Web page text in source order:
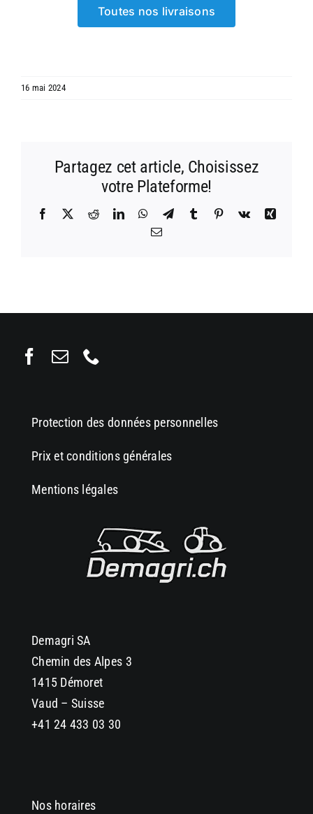
Toutes nos livraisons
16 mai 2024
Partagez cet article, Choisissez
votre Plateforme!
Facebook RedditLinkedInWhatsApp
TelegramTumblr Pinterest
Vk
Xing
Email
Protection des données personnelles
Prix et conditions générales
Mentions légales
Demagri SA
Chemin des Alpes 3
1415 Démoret
Vaud – Suisse
+41 24 433 03 30
Nos horaires